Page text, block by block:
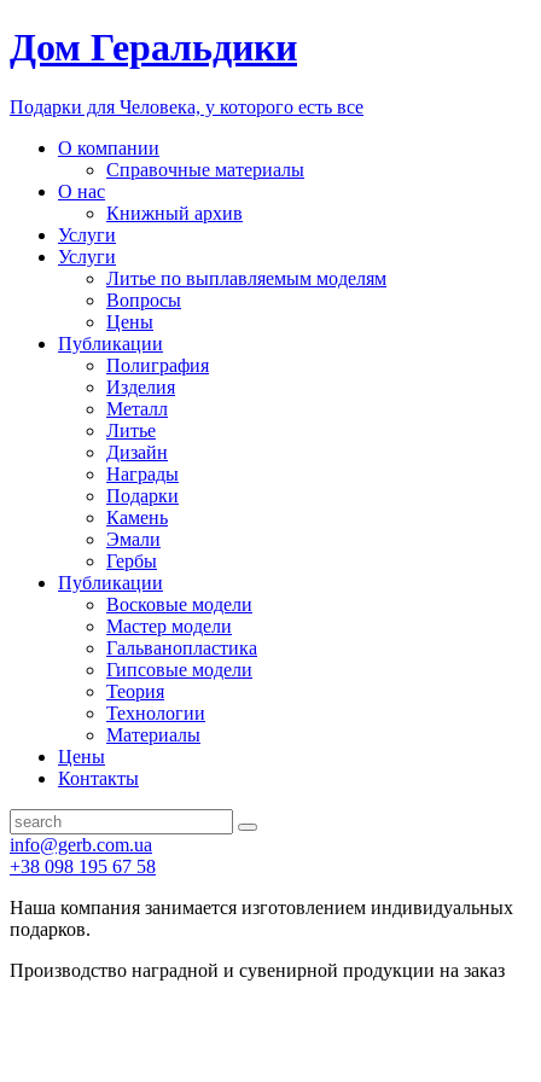
Дом Геральдики
Подарки для Человека, у которого есть все
О компании
Справочные материалы
О нас
Книжный архив
Услуги
Услуги
Литье по выплавляемым моделям
Вопросы
Цены
Публикации
Полиграфия
Изделия
Металл
Литье
Дизайн
Награды
Подарки
Камень
Эмали
Гербы
Публикации
Восковые модели
Мастер модели
Гальванопластика
Гипсовые модели
Теория
Технологии
Материалы
Цены
Контакты
info@gerb.com.ua
+38 098 195 67 58
Наша компания занимается изготовлением индивидуальных
подарков.
Производство наградной и сувенирной продукции на заказ